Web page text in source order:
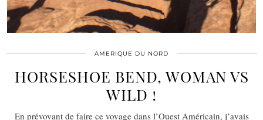
AMERIQUE DU NORD
HORSESHOE BEND, WOMAN VS
WILD !
En prévoyant de faire ce voyage dans l’Ouest Américain, j’avais